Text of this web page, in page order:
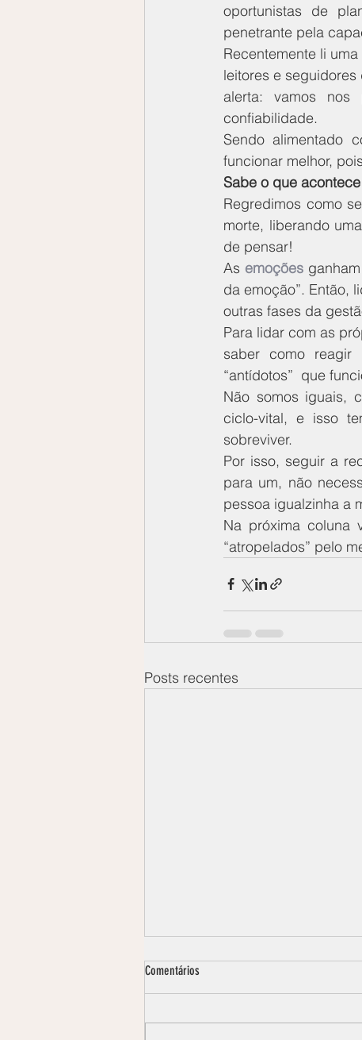
oportunistas de
penetrante pela
Recentemente li
leitores e
alerta: vamos
confiabilidade.
Sendo alimentado
funcionar melhor,
Sabe o que
Regredimos como
morte, liberando
de pensar!
As emoções
da emoção”. Então,
outras fases da
Para lidar com as
saber como
“antídotos”  que
Não somos iguais,
ciclo-vital, e isso
sobreviver.
Por isso, seguir a
para um, não
pessoa igualzinha a
Na próxima coluna
“atropelados” pelo
Posts recentes
Comentários